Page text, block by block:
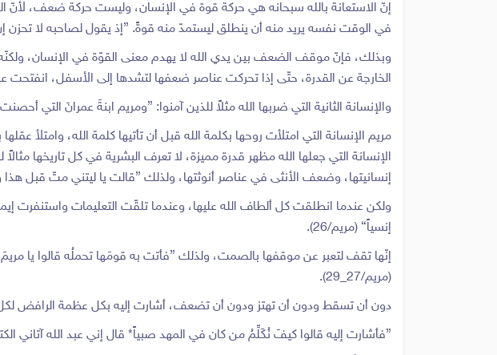
إنّ الاستعانة بالله سبحانه هي حركة قوة في الإنسان، وليست حركة ضعف،
في الوقت نفسه يريد منه أن ينطلق ليستمدّ منه قوةً. {إذ يقول لصاحبه لا تحزن إنّ
وبذلك، فإنّ موقف الضعف بين يدي الله لا يهدم معنى القوّة في الإنسان، ولكنّه
الخارجة عن القدرة، حتّى إذا تحركت عناصر ضعفها لتشدها إلى الأسفل، انفتحت على
والإنسانة الثانية التي ضربها الله مثلاً للذين آمنوا: {ومريم ابنةَ عمرانَ التي
مريم الإنسانة التي امتلأت روحها بكلمة الله قبل أن تأتيها كلمة الله، وامتلأ
الإنسانة التي جعلها الله مظهر قدرة مميزة، لا تعرف البشرية في كل تاريخها
إنسانيتها، وضعف الأنثى في عناصر أنوثتها، ولذلك {قالت يا ليتني متّ قبل هذا
ولكن عندما انطلقت كل ألطاف الله عليها، وعندما تلقّت التعليمات واستنفرت
إنسياً} (مريم/26).
إنّها تقف لتعبر عن موقفها بالصمت، ولذلك {فأتت به قومَها تحملُه قالوا يا
(مريم/27_29).
دون أن تسقط ودون أن تهتز ودون أن تضعف، أشارت إليه بكل عظمة الرافض
{فأشارت إليه قالوا كيفَ نُكَلِّمُ من كان في المهد صبياً* قال إني عبد الله آتاني الكتاب وجعلني